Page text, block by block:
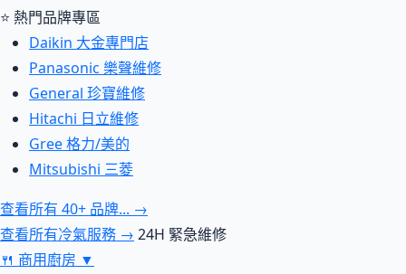
⭐ 熱門品牌專區
Daikin 大金專門店
Panasonic 樂聲維修
General 珍寶維修
Hitachi 日立維修
Gree 格力/美的
Mitsubishi 三菱
查看所有 40+ 品牌... →
查看所有冷氣服務 → 24H 緊急維修
🍴 商用廚房 ▼